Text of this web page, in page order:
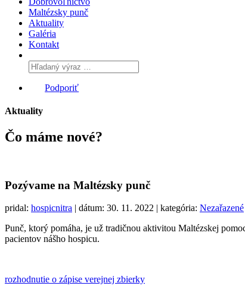
Maltézsky punč
Aktuality
Galéria
Kontakt
Podporiť
Aktuality
Čo máme nové?
Pozývame na Maltézsky punč
pridal: hospicnitra | dátum: 30. 11. 2022 | kategória: Nezařazené
Punč, ktorý pomáha, je už tradičnou aktivitou Maltézskej
pacientov nášho hospicu.
rozhodnutie o zápise verejnej zbierky